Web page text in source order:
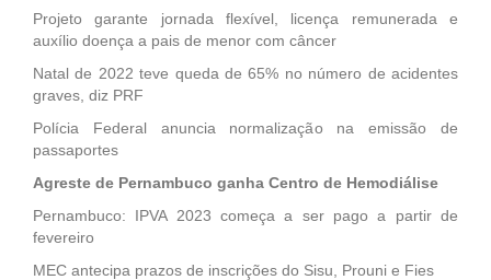
Projeto garante jornada flexível, licença remunerada e
auxílio doença a pais de menor com câncer
Natal de 2022 teve queda de 65% no número de acidentes
graves, diz PRF
Polícia Federal anuncia normalização na emissão de
passaportes
Agreste de Pernambuco ganha Centro de Hemodiálise
Pernambuco: IPVA 2023 começa a ser pago a partir de
fevereiro
MEC antecipa prazos de inscrições do Sisu, Prouni e Fies